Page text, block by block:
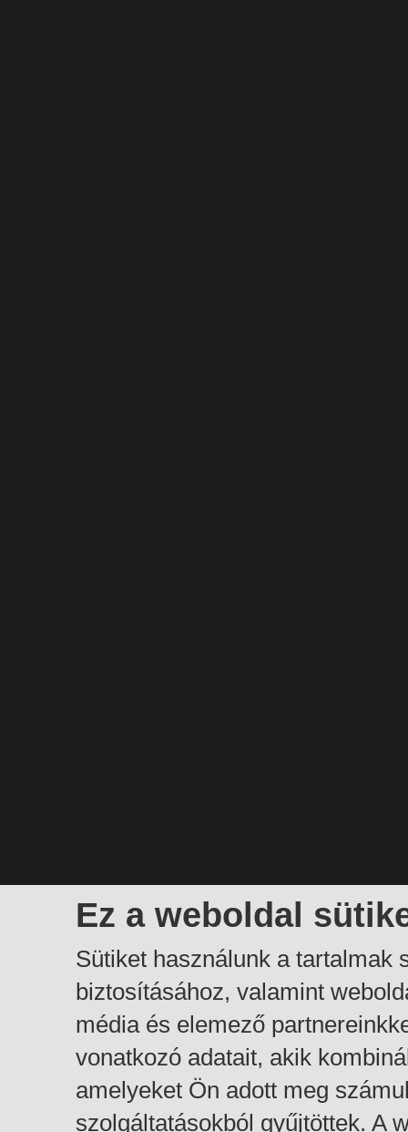
Ez a weboldal
Sütiket használunk a tartalmak
biztosításához, valamint
média és elemező
vonatkozó adatait, akik
amelyeket Ön adott meg
szolgáltatásokból gyűjtöttek. A